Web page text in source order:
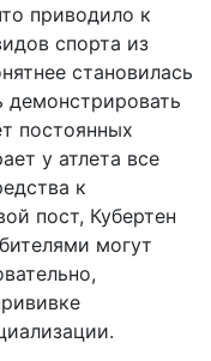
приводило к
спорта из
становилась
демонстрировать
постоянных
у атлета все
к
пост, Кубертен
могут